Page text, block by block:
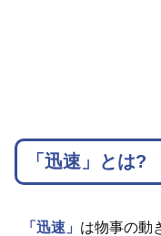
「迅速」とは?
「迅速」 は物事の動